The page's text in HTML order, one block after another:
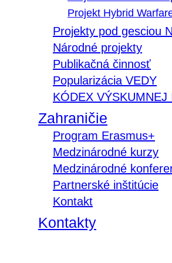
Projekt Hybrid
Projekty pod gesciou
Národné projekty
Publikačná činnosť
Popularizácia VEDY
KÓDEX
Zahraničie
Program Erasmus+
Medzinárodné kurzy
Medzinárodné
Partnerské inštitúcie
Kontakt
Kontakty